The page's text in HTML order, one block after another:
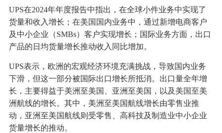
UPS在2024年年度报告中指出，在全球小件业务中实现了
货量和收入增长；在美国国内业务中，通过新增电商客户
及中小企业（SMBs）客户实现增长；国际业务方面，出口
产品的日均货量增长推动收入同比增加。
UPS表示，欧洲的宏观经济环境充满挑战，导致国内业务
下滑，但这一部分被国际出口增长所抵消。出口量全年增
长，主要得益于美洲至美国、亚洲至美国，以及美国至美
洲航线的增长。其中，美洲至美国航线增长由零售业推
动，亚洲至美国航线则受零售、高科技及制造业中小企业
货量增长的推动。